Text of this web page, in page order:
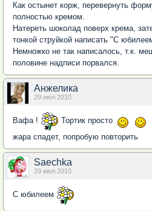
Как остынет корж, перевернуть
полностью кремом.
Натереть шоколад поверх крема,
тонкой струйкой написать "С
Немножко не так написалось, т.к.
половине надписи порвался.
Анжелика
29 июл 2010
Вафа ! Тортик просто
жара спадет, попробую повторить
Saechka
29 июл 2010
С юбилеем